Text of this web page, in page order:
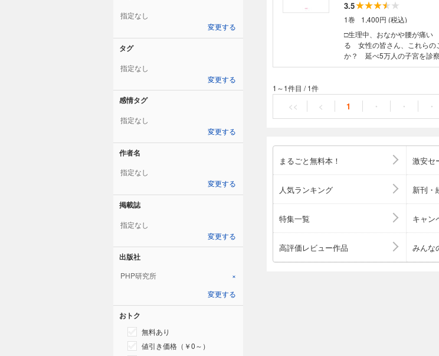
3.5
1巻
1,400円 (税込)
□生理中、おなかや腰が痛
る 女性の皆さん、これらの
か？ 延べ5万人の子宮を診
妊娠・出産に向けて体を整
スタートラインに立てる」
症、筋腫、不妊まで、どう
好きすぎる産婦人科医」駒形
とって、子宮のポテンシャ
をつくっていくのです。私
わっています。その力を使
ぜひ、今日から、生きる基
なかに眠っている自然治癒
1～1件目 /1件
<< < 1 ・ ・ ・
まるごと無料本！ 激安セ
人気ランキング 新刊・
特集一覧 キャン
高評価レビュー作品 みんな
指定なし
変更する
タグ
指定なし
変更する
感情タグ
指定なし
変更する
作者名
指定なし
変更する
掲載誌
指定なし
変更する
出版社
PHP研究所 ×
変更する
おトク
無料あり
値引き価格（￥0～）